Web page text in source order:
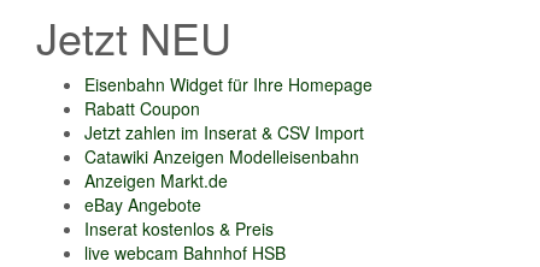
Jetzt NEU
Eisenbahn Widget für Ihre Homepage
Rabatt Coupon
Jetzt zahlen im Inserat & CSV Import
Catawiki Anzeigen Modelleisenbahn
Anzeigen Markt.de
eBay Angebote
Inserat kostenlos & Preis
live webcam Bahnhof HSB